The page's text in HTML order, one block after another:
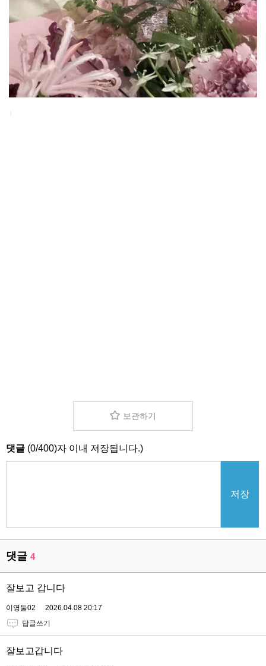
보관하기
댓글 (0/400)자 이내 저장됩니다.)
저장
댓글 4
잘보고 갑니다
이영둘02
2026.04.08 20:17
답글쓰기
잘보고갑니다